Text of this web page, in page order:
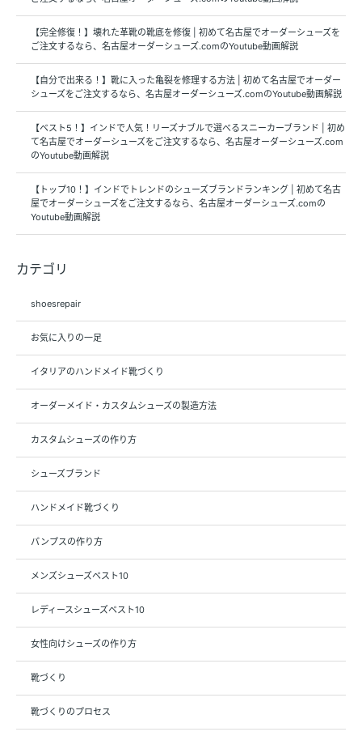
【完全修復！】壊れた革靴の靴底を修復 | 初めて名古屋でオーダーシューズを
ご注文するなら、名古屋オーダーシューズ.comのYoutube動画解説
【自分で出来る！】靴に入った亀裂を修理する方法 | 初めて名古屋でオーダー
シューズをご注文するなら、名古屋オーダーシューズ.comのYoutube動画解説
【ベスト5！】インドで人気！リーズナブルで選べるスニーカーブランド | 初め
て名古屋でオーダーシューズをご注文するなら、名古屋オーダーシューズ.com
のYoutube動画解説
【トップ10！】インドでトレンドのシューズブランドランキング | 初めて名古
屋でオーダーシューズをご注文するなら、名古屋オーダーシューズ.comの
Youtube動画解説
カテゴリ
shoesrepair
お気に入りの一足
イタリアのハンドメイド靴づくり
オーダーメイド・カスタムシューズの製造方法
カスタムシューズの作り方
シューズブランド
ハンドメイド靴づくり
パンプスの作り方
メンズシューズベスト10
レディースシューズベスト10
女性向けシューズの作り方
靴づくり
靴づくりのプロセス